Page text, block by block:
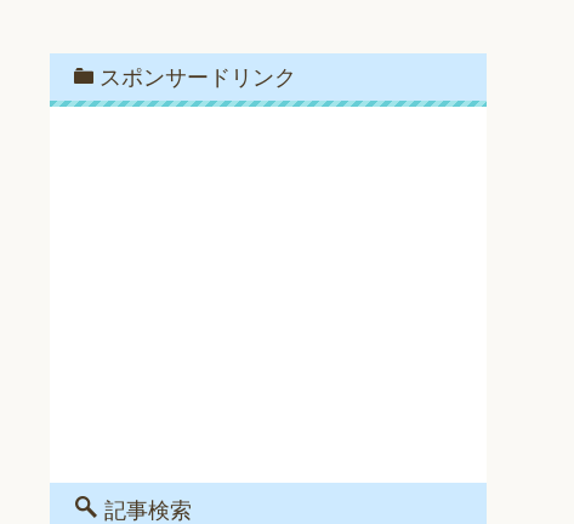
スポンサードリンク
記事検索